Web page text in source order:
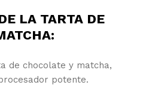
LA TARTA DE
de chocolate y matcha,
potente.